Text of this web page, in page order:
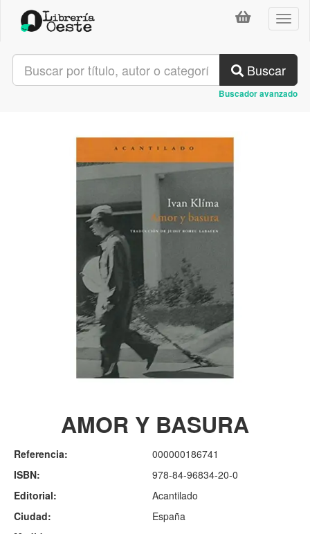
Buscar
Buscador avanzado
AMOR Y BASURA
Referencia:
000000186741
ISBN:
978-84-96834-20-0
Editorial:
Acantilado
Ciudad:
España